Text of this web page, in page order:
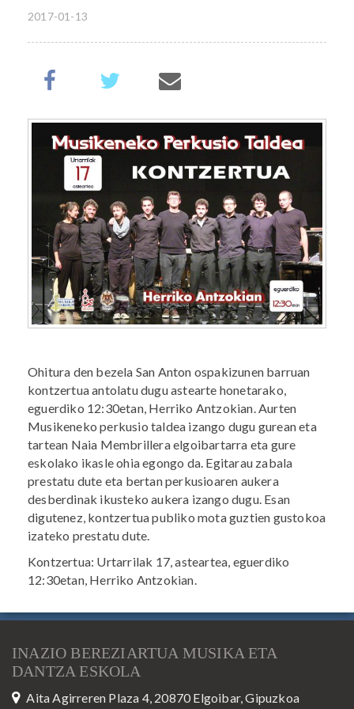
2017-01-13
Ohitura den bezela San Anton ospakizunen barruan
kontzertua antolatu dugu astearte honetarako,
eguerdiko 12:30etan, Herriko Antzokian. Aurten
Musikeneko perkusio taldea izango dugu gurean eta
tartean Naia Membrillera elgoibartarra eta gure
eskolako ikasle ohia egongo da. Egitarau zabala
prestatu dute eta bertan perkusioaren aukera
desberdinak ikusteko aukera izango dugu. Esan
digutenez, kontzertua publiko mota guztien gustokoa
izateko prestatu dute.
Kontzertua: Urtarrilak 17, asteartea, eguerdiko
12:30etan, Herriko Antzokian.
INAZIO BEREZIARTUA MUSIKA ETA
DANTZA ESKOLA
Aita Agirreren Plaza 4, 20870 Elgoibar, Gipuzkoa